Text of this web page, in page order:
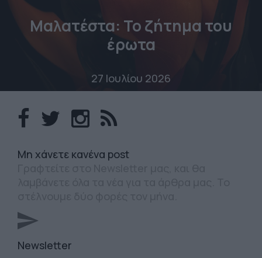
Μαλατέστα: Το ζήτημα του
έρωτα
27 Ιουλίου 2026
Mη χάνετε κανένα post
Newsletter